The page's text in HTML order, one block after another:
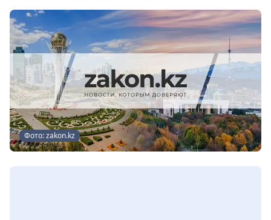
Фото: zakon.kz